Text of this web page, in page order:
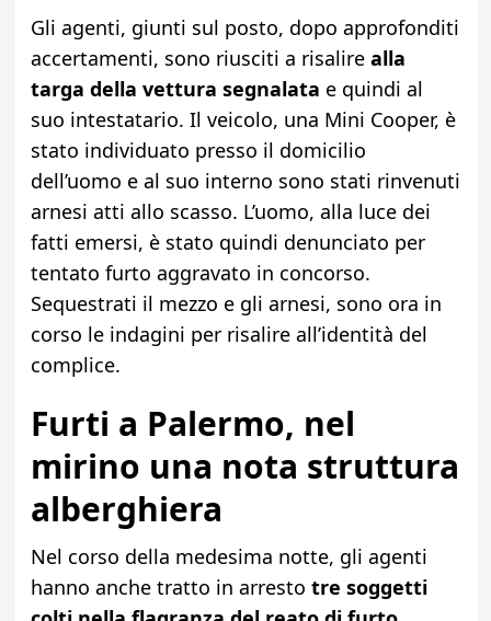
Gli agenti, giunti sul posto, dopo approfonditi
accertamenti, sono riusciti a risalire alla
targa della vettura segnalata e quindi al
suo intestatario. Il veicolo, una Mini Cooper, è
stato individuato presso il domicilio
dell’uomo e al suo interno sono stati rinvenuti
arnesi atti allo scasso. L’uomo, alla luce dei
fatti emersi, è stato quindi denunciato per
tentato furto aggravato in concorso.
Sequestrati il mezzo e gli arnesi, sono ora in
corso le indagini per risalire all’identità del
complice.
Furti a Palermo, nel
mirino una nota struttura
alberghiera
Nel corso della medesima notte, gli agenti
hanno anche tratto in arresto tre soggetti